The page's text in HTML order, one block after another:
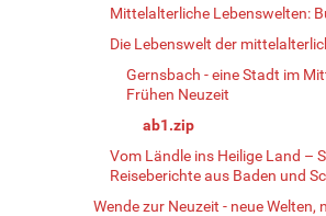
Mittelalterliche Lebenswelten:
Die Lebenswelt der
Gernsbach - eine Stadt im
Frühen Neuzeit
ab1.zip
Vom Ländle ins Heilige Land –
Reiseberichte aus Baden und
Wende zur Neuzeit - neue Welten,